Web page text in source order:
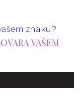
VAŠEM